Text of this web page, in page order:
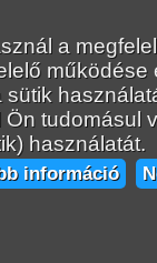
a
működése
tudomásul
használatát.
információ